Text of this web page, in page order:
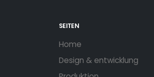
SEITEN
Home
Design & entwicklung